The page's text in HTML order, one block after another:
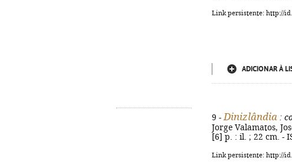
Link persistente: http://
ADICIONAR À
9 - Dinizlândia :
Jorge Valamatos,
[6] p. : il. ; 22 cm. -
Link persistente: http://